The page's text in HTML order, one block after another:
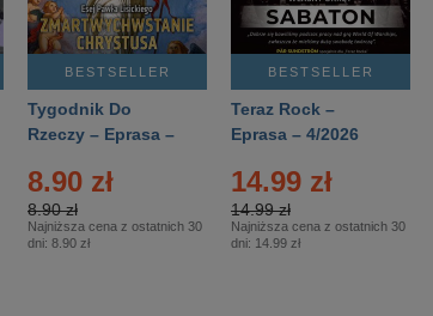
BESTSELLER
Tygodnik Do
Rzeczy – Eprasa –
8.90 zł
8.90 zł
Najniższa cena z ostatnich 30
dni: 8.90 zł
BESTSELLER
Teraz Rock –
Eprasa – 4/2026
14.99 zł
14.99 zł
Najniższa cena z ostatnich 30
dni: 14.99 zł